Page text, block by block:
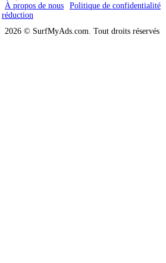
À propos de nous Politique de confidentialité
réduction
2026 © SurfMyAds.com. Tout droits réservés